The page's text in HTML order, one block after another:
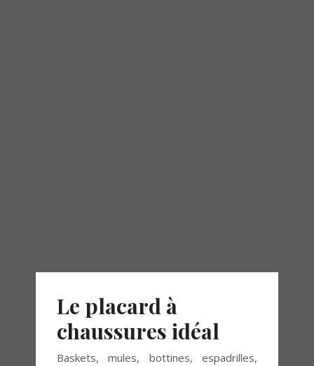
Le placard à
chaussures idéal
Baskets, mules, bottines, espadrilles,